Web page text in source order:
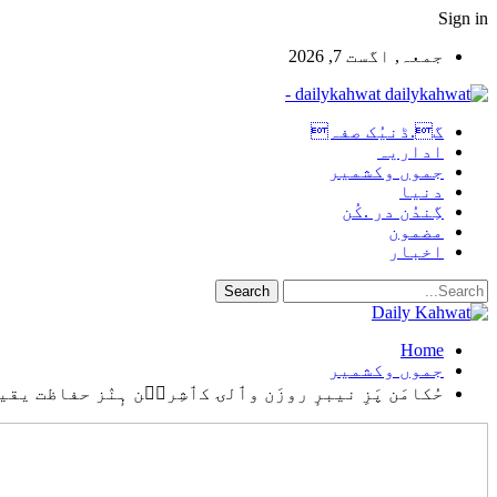
Sign in
جمعہ, اگست 7, 2026
dailykahwat -
گ.ڈنیُک صفہ
اداریہ
جموں وکشمیر
دنیا
گِندُن در .کُن
مضمون
اخبار
Home
جموں وکشمیر
حُکامَن پَزِ نیبرٕ روزَن وٲلۍ کٲشِرٮ۪ن ہٕنٛز حفاظت